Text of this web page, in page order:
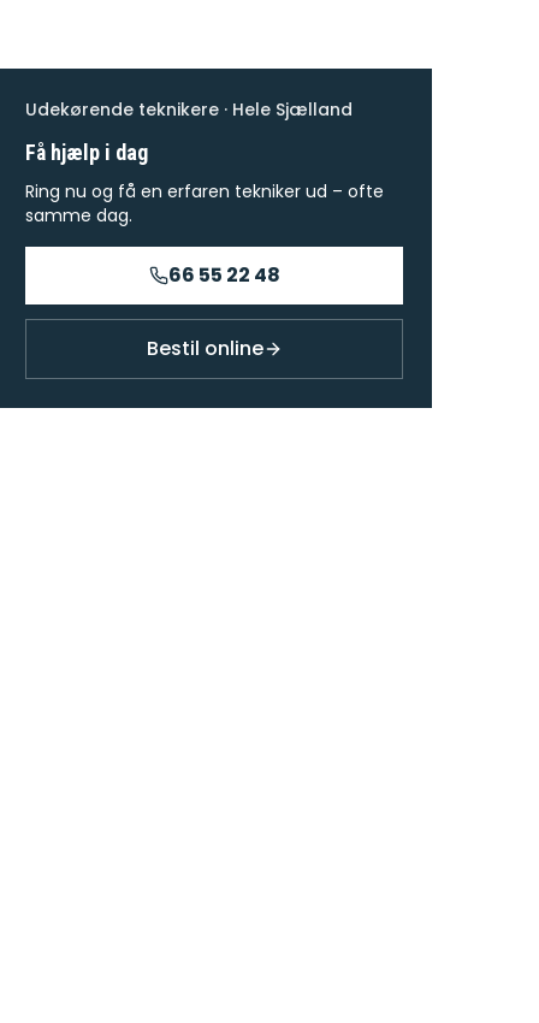
Udekørende teknikere · Hele Sjælland
Få hjælp i dag
Ring nu og få en erfaren tekniker ud – ofte
samme dag.
66 55 22 48
Bestil online